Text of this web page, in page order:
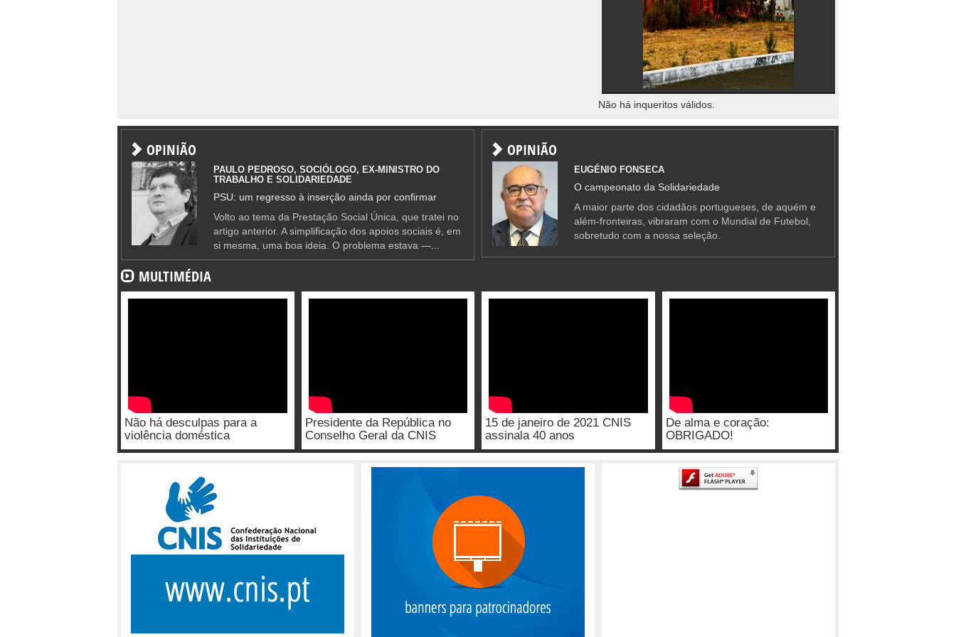
Não há inqueritos válidos.
OPINIÃO
PAULO PEDROSO, SOCIÓLOGO, EX-MINISTRO DO
TRABALHO E SOLIDARIEDADE
PSU: um regresso à inserção ainda por confirmar
Volto ao tema da Prestação Social Única, que tratei no
artigo anterior. A simplificação dos apoios sociais é, em
si mesma, uma boa ideia. O problema estava —...
OPINIÃO
EUGÉNIO FONSECA
O campeonato da Solidariedade
A maior parte dos cidadãos portugueses, de aquém e
além-fronteiras, vibraram com o Mundial de Futebol,
sobretudo com a nossa seleção.
MULTIMÉDIA
Não há desculpas para a
violência doméstica
Presidente da República no
Conselho Geral da CNIS
15 de janeiro de 2021 CNIS
assinala 40 anos
De alma e coração:
OBRIGADO!